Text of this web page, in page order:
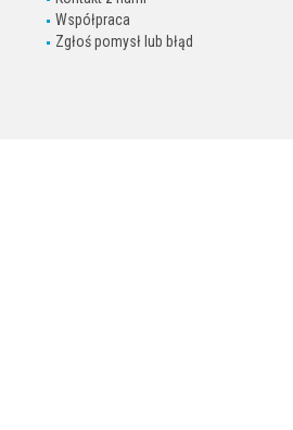
Współpraca
Zgłoś pomysł lub błąd